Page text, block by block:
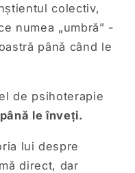
colectiv,
numea „umbră” -
până când le
de psihoterapie
le înveți.
lui despre
direct, dar